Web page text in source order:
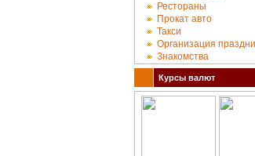
Рестораны
Прокат авто
Такси
Организация
Знакомства
Курсы валют